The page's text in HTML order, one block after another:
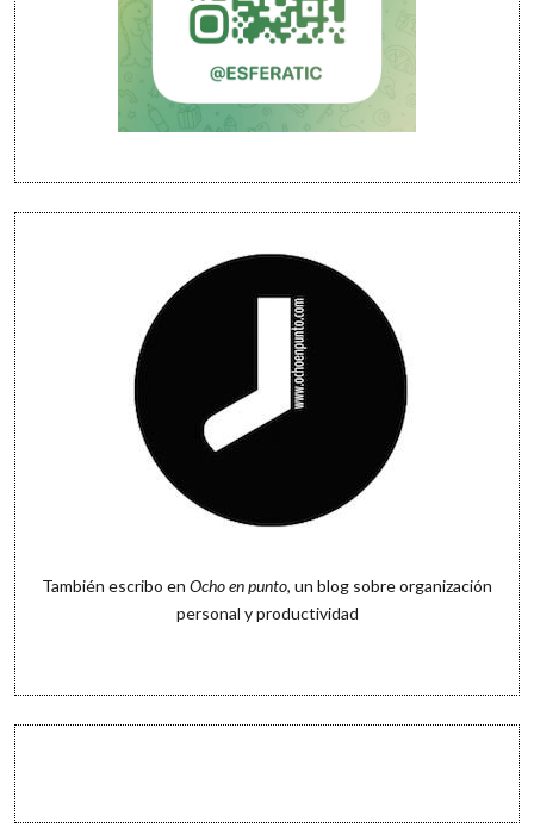
También escribo en Ocho en punto, un blog sobre organización
personal y productividad